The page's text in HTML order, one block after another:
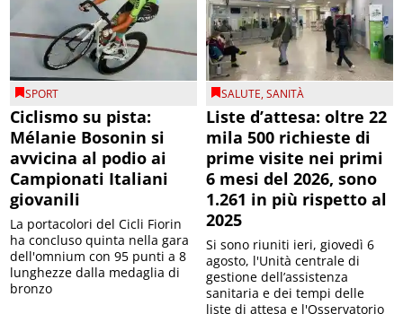
SPORT
Ciclismo su pista:
Mélanie Bosonin si
avvicina al podio ai
Campionati Italiani
giovanili
La portacolori del Cicli Fiorin
ha concluso quinta nella gara
dell'omnium con 95 punti a 8
lunghezze dalla medaglia di
bronzo
SALUTE,SANITÀ
Liste d’attesa: oltre 22
mila 500 richieste di
prime visite nei primi
6 mesi del 2026, sono
1.261 in più rispetto al
2025
Si sono riuniti ieri, giovedì 6
agosto, l'Unità centrale di
gestione dell’assistenza
sanitaria e dei tempi delle
liste di attesa e l'Osservatorio